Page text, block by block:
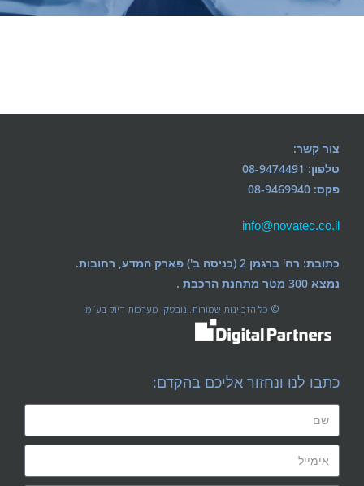
צור קשר:
טלפון: 08-9474491
פקס: 08-9469940
info@novatec.co.il
כתובת: רח' ברגמן 2 (כניסה ב') פארק המדע, רחובות.
נמצא 300 מטר מתחנת הרכבת .
© כל הזכוינות שמורות. נובטק. מערכות דיוק בע״מ
כתבו לנו ונחזור אליכם בהקדם: